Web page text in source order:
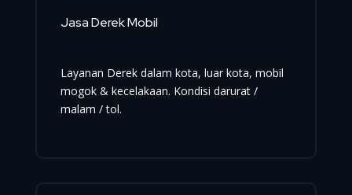
Jasa Derek Mobil
Layanan Derek dalam kota, luar kota, mobil
mogok & kecelakaan. Kondisi darurat /
malam / tol.